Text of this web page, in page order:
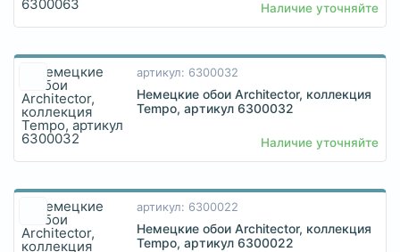
Наличие уточняйте
артикул: 6300032
Немецкие обои Architector, коллекция
Tempo, артикул 6300032
Наличие уточняйте
артикул: 6300022
Немецкие обои Architector, коллекция
Tempo, артикул 6300022